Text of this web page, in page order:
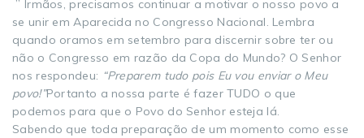
” Irmãos, precisamos continuar a motivar o nosso povo a
se unir em Aparecida no Congresso Nacional. Lembra
quando oramos em setembro para discernir sobre ter ou
não o Congresso em razão da Copa do Mundo? O Senhor
nos respondeu: “Preparem tudo pois Eu vou enviar o Meu
povo!”Portanto a nossa parte é fazer TUDO o que
podemos para que o Povo do Senhor esteja lá.
Sabendo que toda preparação de um momento como esse